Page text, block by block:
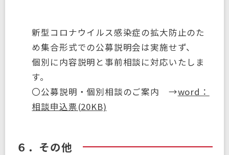
新型コロナウイルス感染症の拡大防止のた
め集合形式での公募説明会は実施せず、
個別に内容説明と事前相談に対応いたしま
す。
〇公募説明・個別相談のご案内 →word：
相談申込票(20KB)
６．その他